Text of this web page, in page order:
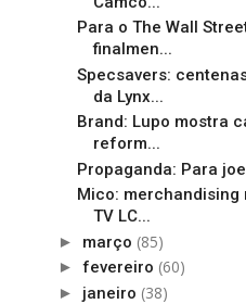
Para o The Wall
finalmen...
Specsavers:
da Lynx...
Brand: Lupo mostra
reform...
Propaganda: Para
Mico:
TV LC...
► março (85)
► fevereiro (60)
► janeiro (38)